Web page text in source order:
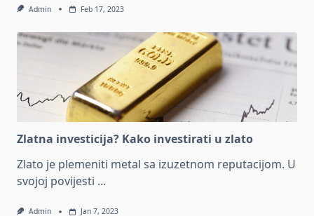
Admin Feb 17, 2023
Zlatna investicija? Kako investirati u zlato
Zlato je plemeniti metal sa izuzetnom reputacijom. U
svojoj povijesti ...
Admin Jan 7, 2023